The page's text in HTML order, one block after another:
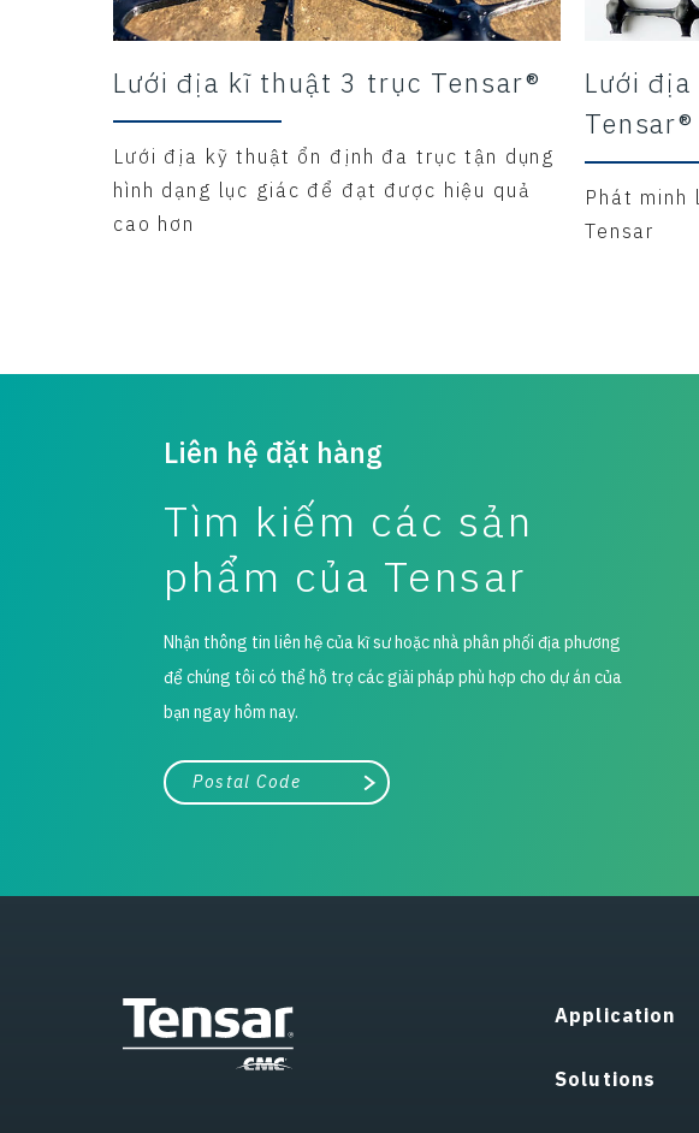
Lưới địa kĩ thuật 3 trục Tensar®
Lưới địa kỹ thuật ổn định đa trục tận dụng
hình dạng lục giác để đạt được hiệu quả
cao hơn
Lưới
Tensar®
Phát
Tensar
Liên hệ đặt hàng
Tìm kiếm các sản
phẩm của Tensar
Nhận thông tin liên hệ của kĩ sư hoặc nhà phân phối địa phương
để chúng tôi có thể hỗ trợ các giải pháp phù hợp cho dự án của
bạn ngay hôm nay.
Thành phố, tiểu bang hoặc mã zip/bưu chính
Tìm kiếm
Application
Solutions